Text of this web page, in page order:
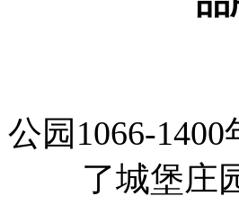
公园 1066-
了城堡庄